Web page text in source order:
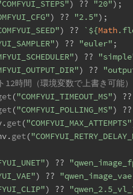
) ?? "20");
) ?? "2.5");
) ?? ` ${Math
) ?? "euler" ;
) ??
) ??
時間（環境変数で上書き可能）
("COMFYUI_TIMEOUT_MS") ??
("COMFYUI_POLLING_MS") ??
.get("COMFYUI_MAX_ATTEMPTS"
.get(
) ??
) ??
) ??